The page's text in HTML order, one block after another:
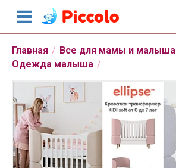
Главная / Все для мамы и малыша
Одежда малыша /